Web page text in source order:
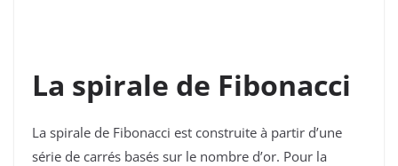
La spirale de Fibonacci
La spirale de Fibonacci est construite à partir d’une
série de carrés basés sur le nombre d’or. Pour la